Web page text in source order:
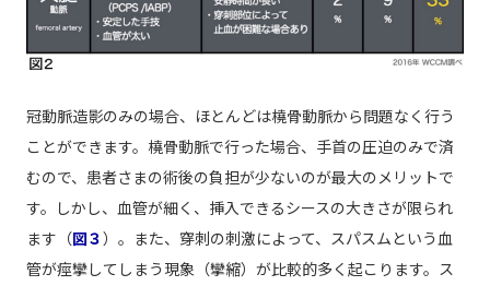
冠動脈造影のみの場合、ほとんどは橈骨動脈から問題なく行う
ことができます。橈骨動脈で行った場合、手首の圧迫のみで済
むので、患者さまの術後の負担が少ないのが最大のメリットで
す。しかし、血管が細く、挿入できるシースの大きさが限られ
ます（図３）。また、穿刺の刺激によって、スパスムという血
管が痙攣してしまう現象（攣縮）が比較的多く起こります。ス